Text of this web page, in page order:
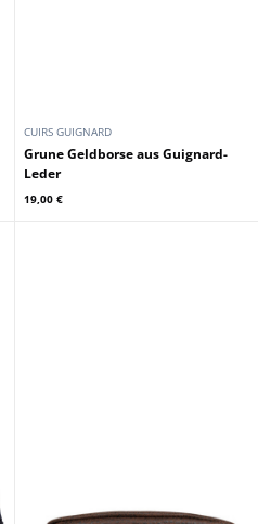
CUIRS GUIGNARD
Grune Geldborse aus Guignard-
Leder
19,00 €